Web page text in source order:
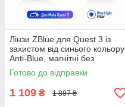
Лінзи ZBlue для Quest 3 із
захистом від синього кольору
Anti-Blue, магнітні без
діоптрій
Готово до відправки
1 109 ₴ 1 887 ₴